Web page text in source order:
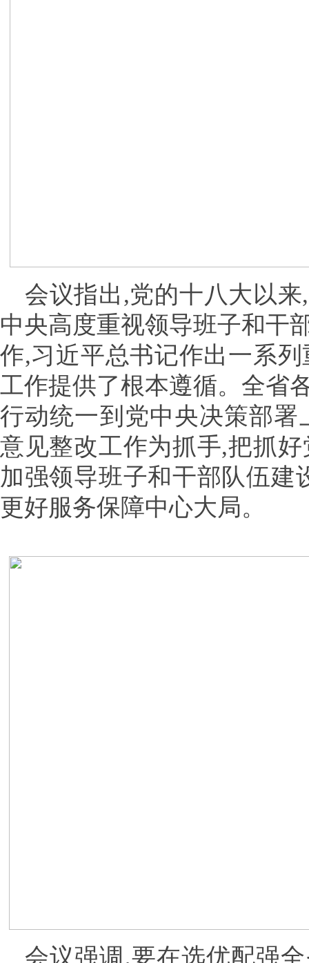
会议指出,党的十八大以
中央高度重视领导班子和干
作,习近平总书记作出一系
工作提供了根本遵循。全省
行动统一到党中央决策部
意见整改工作为抓手,把抓
加强领导班子和干部队伍建
更好服务保障中心大局。
会议强调,要在选优配强